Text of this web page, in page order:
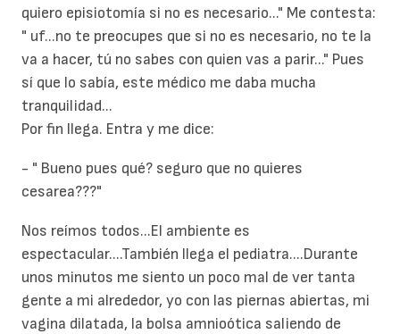
quiero episiotomía si no es necesario..." Me contesta:
" uf...no te preocupes que si no es necesario, no te la
va a hacer, tú no sabes con quien vas a parir..." Pues
sí que lo sabía, este médico me daba mucha
tranquilidad...
Por fin llega. Entra y me dice:
- " Bueno pues qué? seguro que no quieres
cesarea???"
Nos reímos todos...El ambiente es
espectacular....También llega el pediatra....Durante
unos minutos me siento un poco mal de ver tanta
gente a mi alrededor, yo con las piernas abiertas, mi
vagina dilatada, la bolsa amnioótica saliendo de